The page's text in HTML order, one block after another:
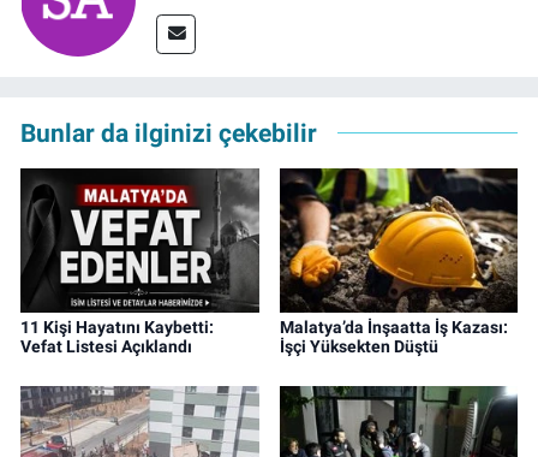
Bunlar da ilginizi çekebilir
11 Kişi Hayatını Kaybetti:
Vefat Listesi Açıklandı
Malatya’da İnşaatta İş Kazası:
İşçi Yüksekten Düştü